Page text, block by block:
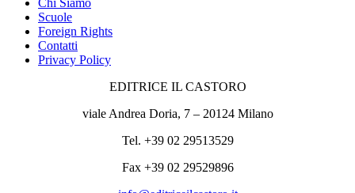
Chi Siamo
Scuole
Foreign Rights
Contatti
Privacy Policy
EDITRICE IL CASTORO
viale Andrea Doria, 7 – 20124 Milano
Tel. +39 02 29513529
Fax +39 02 29529896